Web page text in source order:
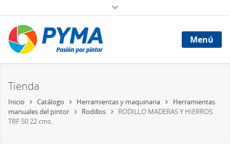
Menú
Tienda
Inicio Catálogo Herramientas y maquinaria
Herramientas
manuales del pintor
Rodillos
RODILLO MADERAS Y HIERROS
TRF 50 22 cms.